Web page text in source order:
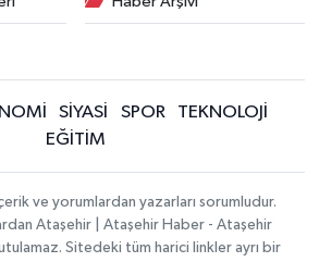
SİYASİ SPOR
TEKNOLOJİ
EĞİTİM
ve yorumlardan yazarları sorumludur.
Ataşehir | Ataşehir Haber - Ataşehir
Sitedeki tüm harici linkler ayrı bir